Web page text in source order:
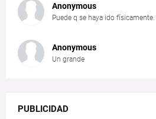
Anonymous
Puede q se haya ido físicamente.
Anonymous
Un grande
PUBLICIDAD